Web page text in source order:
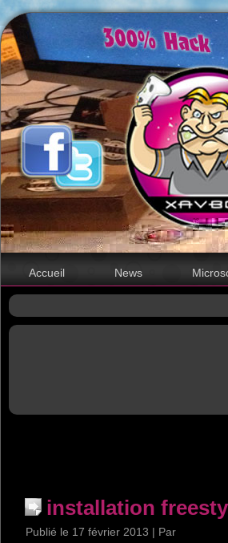
Accueil News
installation
Publié le 17 février 2013 | Par